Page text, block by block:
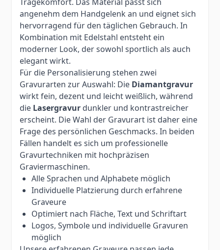
angenehm dem Handgelenk an und eignet sich
hervorragend für den täglichen Gebrauch. In
Kombination mit Edelstahl entsteht ein
moderner Look, der sowohl sportlich als auch
elegant wirkt.
Für die Personalisierung stehen zwei
Gravurarten zur Auswahl: Die Diamantgravur
wirkt fein, dezent und leicht weißlich, während
die Lasergravur dunkler und kontrastreicher
erscheint. Die Wahl der Gravurart ist daher eine
Frage des persönlichen Geschmacks. In beiden
Fällen handelt es sich um professionelle
Gravurtechniken mit hochpräzisen
Graviermaschinen.
Alle Sprachen und Alphabete möglich
Individuelle Platzierung durch erfahrene
Graveure
Optimiert nach Fläche, Text und Schriftart
Logos, Symbole und individuelle Gravuren
möglich